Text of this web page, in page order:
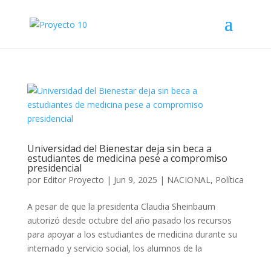
Universidad del Bienestar deja sin beca a
estudiantes de medicina pese a compromiso
presidencial
por Editor Proyecto | Jun 9, 2025 | NACIONAL, Política
A pesar de que la presidenta Claudia Sheinbaum
autorizó desde octubre del año pasado los recursos
para apoyar a los estudiantes de medicina durante su
internado y servicio social, los alumnos de la